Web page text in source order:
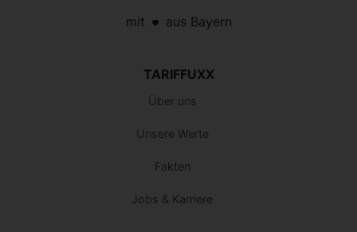
mit aus Bayern
TARIFFUXX
Über uns
Unsere Werte
Fakten
Jobs & Karriere